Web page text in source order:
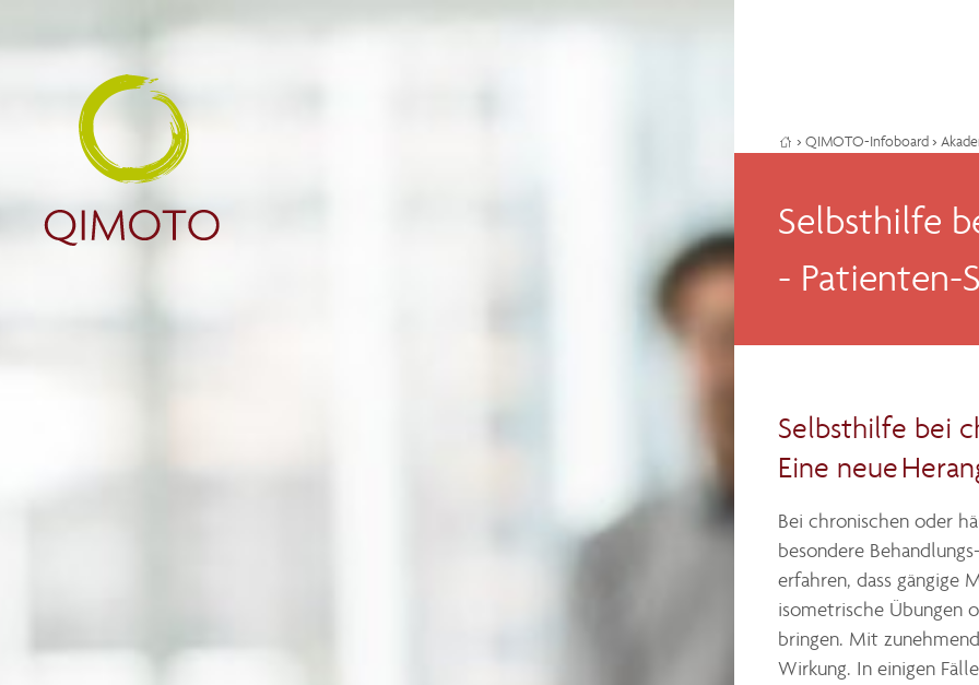
› QIMOTO-Infoboard›
Selbsthilfe
- Patienten-
Selbsthilfe bei
Eine neue
Bei chronischen oder
besondere
erfahren, dass gängige
isometrische Übungen
bringen. Mit
Wirkung. In einigen